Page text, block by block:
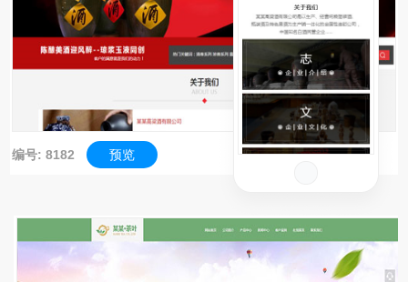
编号: 8182 预览